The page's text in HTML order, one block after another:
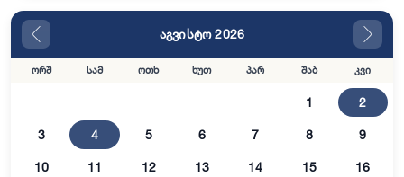
აგვისტო 2026
ორშ სამ ოთხ ხუთ პარ შაბ კვი
1 2
3 4 5 6 7 8 9
10 11 12 13 14 15 16